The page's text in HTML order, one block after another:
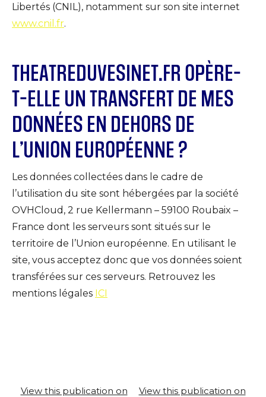
Libertés (CNIL), notamment sur son site internet
www.cnil.fr.
THEATREDUVESINET.FR OPÈRE-
T-ELLE UN TRANSFERT DE MES
DONNÉES EN DEHORS DE
L’UNION EUROPÉENNE ?
Les données collectées dans le cadre de
l’utilisation du site sont hébergées par la société
OVHCloud, 2 rue Kellermann – 59100 Roubaix –
France dont les serveurs sont situés sur le
territoire de l’Union européenne. En utilisant le
site, vous acceptez donc que vos données soient
transférées sur ces serveurs. Retrouvez les
mentions légales ICI
View this publication on
View this publication on